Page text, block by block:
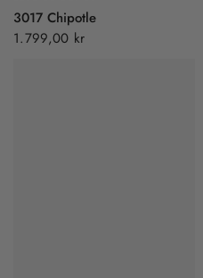
3017 Chipotle
1.799,00 kr